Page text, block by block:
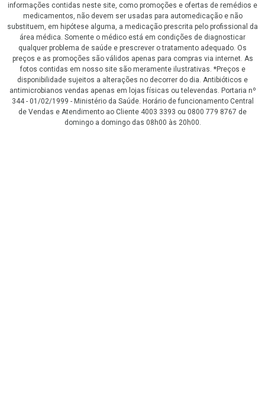
informações contidas neste site, como promoções e ofertas de remédios e
medicamentos, não devem ser usadas para automedicação e não
substituem, em hipótese alguma, a medicação prescrita pelo profissional da
área médica. Somente o médico está em condições de diagnosticar
qualquer problema de saúde e prescrever o tratamento adequado. Os
preços e as promoções são válidos apenas para compras via internet. As
fotos contidas em nosso site são meramente ilustrativas. *Preços e
disponibilidade sujeitos a alterações no decorrer do dia. Antibióticos e
antimicrobianos vendas apenas em lojas físicas ou televendas. Portaria nº
344 - 01/02/1999 - Ministério da Saúde. Horário de funcionamento Central
de Vendas e Atendimento ao Cliente 4003 3393 ou 0800 779 8767 de
domingo a domingo das 08h00 às 20h00.